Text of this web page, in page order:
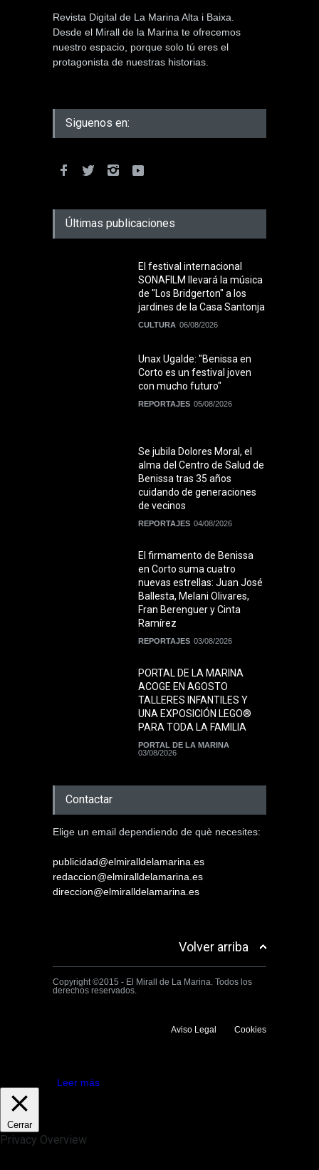
Revista Digital de La Marina Alta i Baixa.
Desde el Mirall de la Marina te ofrecemos
nuestro espacio, porque solo tú eres el
protagonista de nuestras historias.
Siguenos en:
Últimas publicaciones
El festival internacional
SONAFILM llevará la música
de "Los Bridgerton" a los
jardines de la Casa Santonja
CULTURA 06/08/2026
Unax Ugalde: "Benissa en
Corto es un festival joven
con mucho futuro"
REPORTAJES 05/08/2026
Se jubila Dolores Moral, el
alma del Centro de Salud de
Benissa tras 35 años
cuidando de generaciones
de vecinos
REPORTAJES 04/08/2026
El firmamento de Benissa
en Corto suma cuatro
nuevas estrellas: Juan José
Ballesta, Melani Olivares,
Fran Berenguer y Cinta
Ramírez
REPORTAJES 03/08/2026
PORTAL DE LA MARINA
ACOGE EN AGOSTO
TALLERES INFANTILES Y
UNA EXPOSICIÓN LEGO®
PARA TODA LA FAMILIA
PORTAL DE LA MARINA
03/08/2026
Contactar
Elige un email dependiendo de què necesites:
publicidad@elmiralldelamarina.es
redaccion@elmiralldelamarina.es
direccion@elmiralldelamarina.es
Volver arriba
Copyright ©2015 - El Mirall de La Marina. Todos los
derechos reservados.
Aviso Legal Cookies
Leer más
Cerrar
Privacy Overview